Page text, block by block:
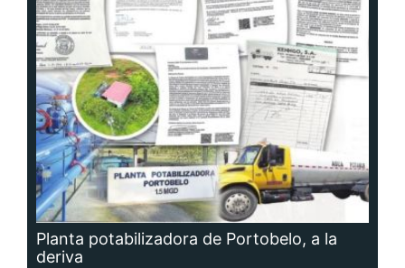
Planta potabilizadora de Portobelo, a la
deriva